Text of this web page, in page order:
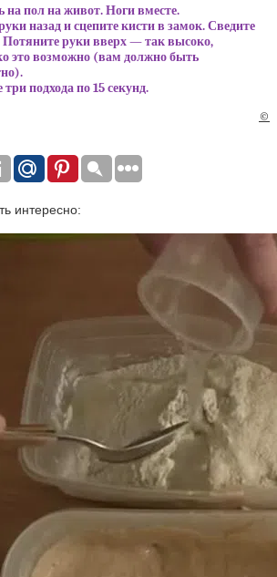
на пол на живот. Ноги вместе.
назад и сцепите кисти в замок. Сведите
Потяните руки вверх — так высоко,
это возможно (вам должно быть
три подхода по 15 секунд.
©
интересно: